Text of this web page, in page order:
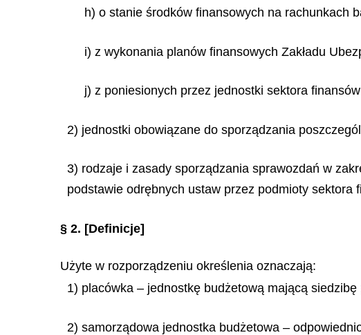
h) o stanie środków finansowych na rachunkach
i) z wykonania planów finansowych Zakładu
j) z poniesionych przez jednostki sektora
2) jednostki obowiązane do sporządzania
3) rodzaje i zasady sporządzania sprawozdań w
podstawie odrębnych ustaw przez podmioty sektora
§ 2. [Definicje]
Użyte w rozporządzeniu określenia oznaczają:
1) placówka – jednostkę budżetową mającą
2) samorządowa jednostka budżetowa –